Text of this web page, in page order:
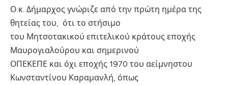
Ο κ. Δήμαρχος γνώριζε από την πρώτη ημέρα της
θητείας του, ότι το στήσιμο
του Μητσοτακικού επιτελικού κράτους εποχής
Μαυρογιαλούρου και σημερινού
ΟΠΕΚΕΠΕ και όχι εποχής 1970 του αείμνηστου
Κωνσταντίνου Καραμανλή, όπως